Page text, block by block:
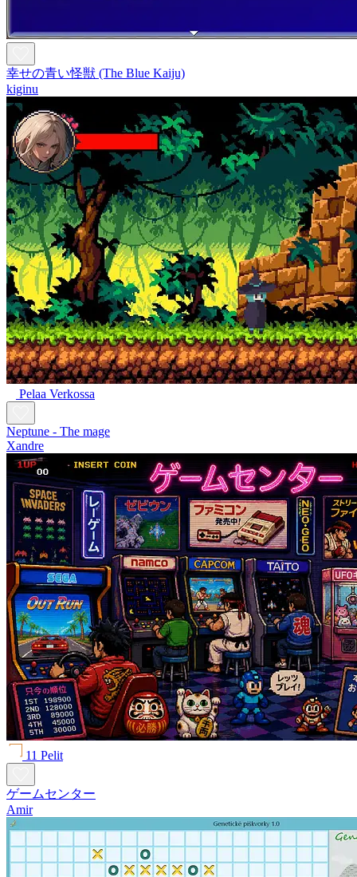
幸せの青い怪獣 (The Blue Kaiju)
kiginu
Pelaa Verkossa
Neptune - The mage
Xandre
11 Pelit
ゲームセンター
Amir